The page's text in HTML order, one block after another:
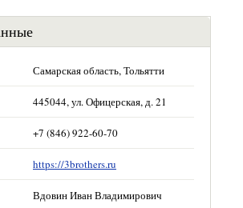
Самарская область, Тольятти
445044, ул. Офицерская, д. 21
+7 (846) 922-60-70
https://3brothers.ru
Вдовин Иван Владимирович